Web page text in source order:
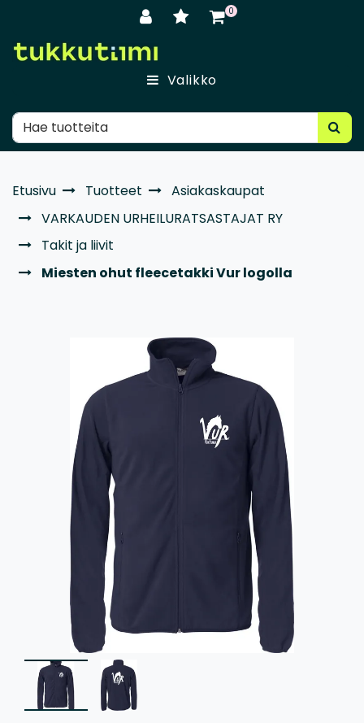
0
Valikko
Etusivu Tuotteet
Asiakaskaupat
VARKAUDEN URHEILURATSASTAJAT RY
Takit ja liivit
Miesten ohut fleecetakki Vur logolla